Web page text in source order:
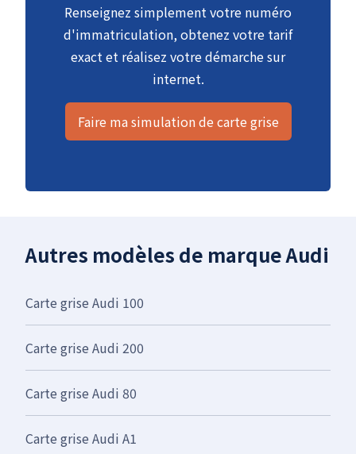
Renseignez simplement votre numéro
d'immatriculation, obtenez votre tarif
exact et réalisez votre démarche sur
internet.
Faire ma simulation de carte grise
Autres modèles de marque Audi
Carte grise Audi 100
Carte grise Audi 200
Carte grise Audi 80
Carte grise Audi A1